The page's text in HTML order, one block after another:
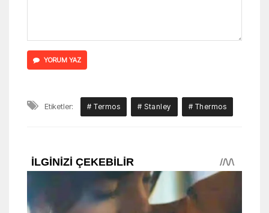
YORUM YAZ
Etiketler: # Termos # Stanley # Thermos